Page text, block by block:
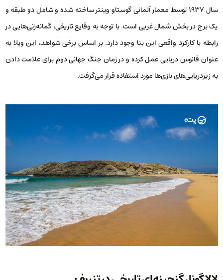
سال ۱۹۳۷ توسط معمار آلمانی گوستاو وینتر ساخته شده و شامل دو طبقه و
یک برج در بخش شمال غربی است. با توجه به وقایع تاریخی، گمانه‌زنی‌هایی در
رابطه با کارکرد واقعی این بنا وجود دارد. بر اساس برخی شواهد، این ویلا به
عنوان فانوس دریایی عمل کرده و در زمان جنگ جهانی دوم برای علامت دادن
به زیردریایی‌های نازی‌ها مورد استفاده قرار می‌گرفت.